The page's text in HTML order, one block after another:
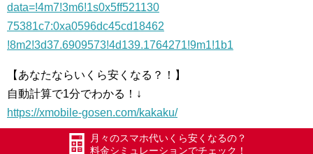
data=!4m7!3m6!1s0x5ff521130
75381c7:0xa0596dc45cd18462
!8m2!3d37.6909573!4d139.1764271!9m1!1b1
【あなたならいくら安くなる？！】
自動計算で1分でわかる！↓
https://xmobile-gosen.com/kakaku/
実際にお得になった方一覧 ↓月々のスマホ代いくら安くなるの？
料金シミュレーションでチェック！